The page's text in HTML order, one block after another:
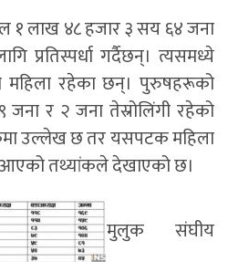
१ लाख ४८ हजार ३ सय ६४ जना
प्रतिस्पर्धा गर्दैछन्। त्यसमध्ये
रहेका छन्। पुरुषहरूको
र २ जना तेस्रोलिंगी रहेको
उल्लेख छ तर यसपटक महिला
तथ्यांकले देखाएको छ।
मुलुक संघीय